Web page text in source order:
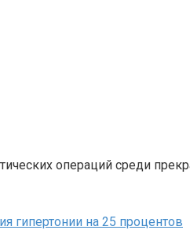
операций среди
гипертонии на 25 процентов